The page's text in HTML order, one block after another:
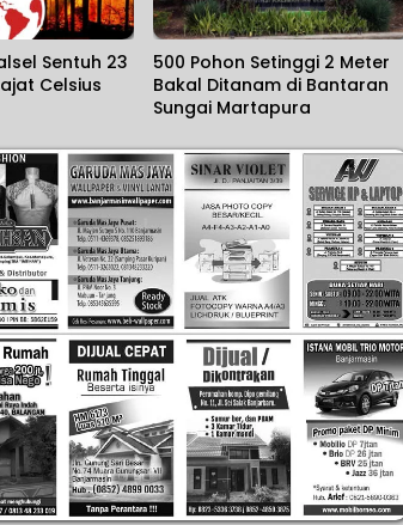
Sentuh 23
Celsius
500 Pohon Setinggi 2 Meter
Bakal Ditanam di Bantaran
Sungai Martapura